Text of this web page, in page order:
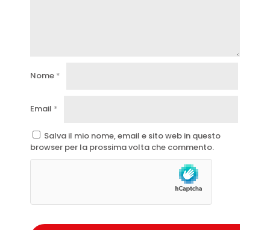
Nome *
Email *
Salva il mio nome, email e sito web in questo
browser per la prossima volta che commento.